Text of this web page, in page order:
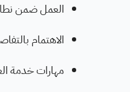
العمل ضمن
الاهتمام
مهارات خدمة